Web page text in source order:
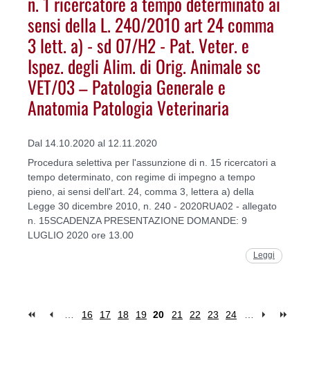
sensi della L. 240/2010 art 24 comma
3 lett. a) - sd 07/H2 - Pat. Veter. e
Ispez. degli Alim. di Orig. Animale sc
VET/03 – Patologia Generale e
Anatomia Patologia Veterinaria
Dal 14.10.2020 al 12.11.2020
Procedura selettiva per l'assunzione di n. 15 ricercatori a
tempo determinato, con regime di impegno a tempo
pieno, ai sensi dell'art. 24, comma 3, lettera a) della
Legge 30 dicembre 2010, n. 240 - 2020RUA02 - allegato
n. 15SCADENZA PRESENTAZIONE DOMANDE: 9
LUGLIO 2020 ore 13.00
Leggi
16 17 18 19 20 21 22 23 24